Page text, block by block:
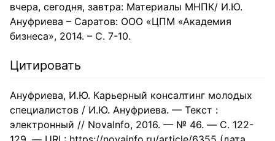
вчера, сегодня, завтра: Материалы МНПК/ И.Ю.
Ануфриева – Саратов: ООО «ЦПМ «Академия
бизнеса», 2014. – С. 7-10.
Цитировать
Ануфриева, И.Ю. Карьерный консалтинг молодых
специалистов / И.Ю. Ануфриева. — Текст :
электронный // NovaInfo, 2016. — № 46. — С. 122-